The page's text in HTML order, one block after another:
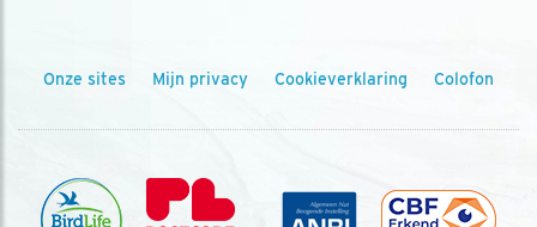
Onze sites Mijn privacy Cookieverklaring Colofon